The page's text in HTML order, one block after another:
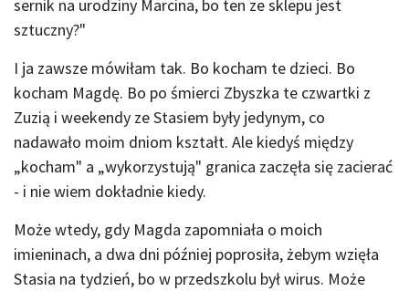
sernik na urodziny Marcina, bo ten ze sklepu jest
sztuczny?"
I ja zawsze mówiłam tak. Bo kocham te dzieci. Bo
kocham Magdę. Bo po śmierci Zbyszka te czwartki z
Zuzią i weekendy ze Stasiem były jedynym, co
nadawało moim dniom kształt. Ale kiedyś między
„kocham" a „wykorzystują" granica zaczęła się zacierać
- i nie wiem dokładnie kiedy.
Może wtedy, gdy Magda zapomniała o moich
imieninach, a dwa dni później poprosiła, żebym wzięła
Stasia na tydzień, bo w przedszkolu był wirus. Może